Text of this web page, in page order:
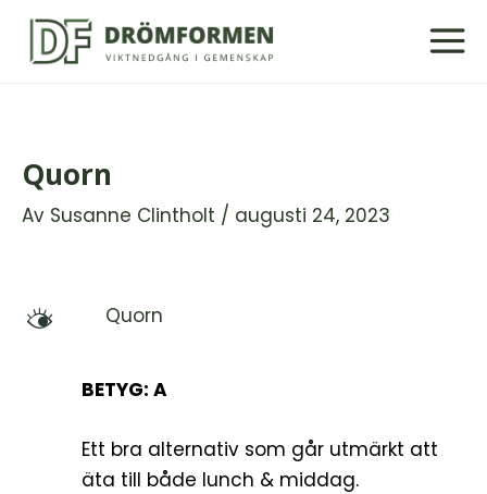
Hoppa
Quorn
Av Susanne Clintholt / augusti 24, 2023
M Quorn
BETYG: A
Ett bra alternativ som går utmärkt att
äta till både lunch & middag.